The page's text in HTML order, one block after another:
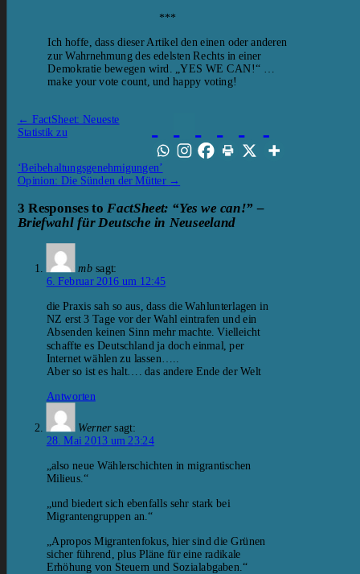
***
Ich hoffe, dass dieser Artikel den einen oder anderen
zur Wahrnehmung des edelsten Rechts in einer
Demokratie bewegen wird. „YES WE CAN!“ …
make your vote count, und happy voting!
← FactSheet: Neueste
Statistik zu
‘Beibehaltungsgenehmigungen’
Opinion: Die Sünden der Mütter →
3 Responses to FactSheet: “Yes we can!” –
Briefwahl für Deutsche in Neuseeland
mb sagt:
6. Februar 2016 um 12:45
die Praxis sah so aus, dass die Wahlunterlagen in
NZ erst 3 Tage vor der Wahl eintrafen und ein
Absenden keinen Sinn mehr machte. Vielleicht
schaffte es Deutschland ja doch einmal, per
Internet wählen zu lassen…..
Aber so ist es halt…. das andere Ende der Welt
Antworten
Werner sagt:
28. Mai 2013 um 23:24
„also neue Wählerschichten in migrantischen
Milieus.“
„und biedert sich ebenfalls sehr stark bei
Migrantengruppen an.“
„Apropos Migrantenfokus, hier sind die Grünen
sicher führend, plus Pläne für eine radikale
Erhöhung von Steuern und Sozialabgaben.“